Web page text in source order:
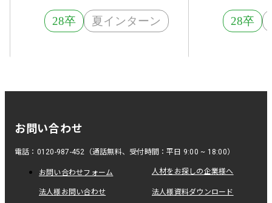
28卒 夏インターン 28卒
お問い合わせ
電話：0120-987-452（通話無料、受付時間：平日 9:00 ~ 18:00）
お問い合わせフォーム 人材をお探しの企業様へ
法人様お問い合わせ 法人様資料ダウンロード